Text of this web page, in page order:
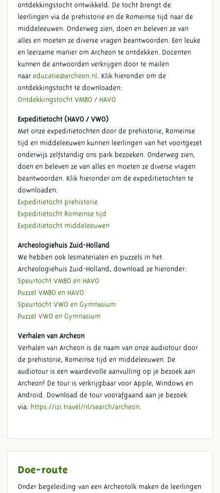
LESPROGRAMMA'S VO
ontdekkingstocht ontwikkeld. De tocht brengt de
leerlingen via de prehistorie en de Romeinse tijd naar de
middeleeuwen. Onderweg zien, doen en beleven ze van
alles en moeten ze diverse vragen beantwoorden. Een leuke
en leerzame manier om Archeon te ontdekken. Docenten
kunnen de antwoorden verkrijgen door te mailen
naar educatie@archeon.nl
. Klik hieronder om de
ontdekkingstocht te downloaden:
Ontdekkingstocht VMBO / HAVO
Expeditietocht (HAVO / VWO)
Met onze expeditietochten door de prehistorie, Romeinse
tijd en middeleeuwen kunnen leerlingen van het voortgezet
onderwijs zelfstandig ons park bezoeken. Onderweg zien,
doen en beleven ze van alles en moeten ze diverse vragen
beantwoorden. Klik hieronder om de expeditietochten te
downloaden:
Expeditietocht prehistorie
Expeditietocht Romeinse tijd
Expeditietocht middeleeuwen
Archeologiehuis Zuid-Holland
We hebben ook lesmaterialen en puzzels in het
Archeologiehuis Zuid-Holland, download ze hieronder:
Speurtocht VMBO en HAVO
Puzzel VMBO en HAVO
Speurtocht VWO en Gymnasium
Puzzel VWO en Gymnasium
Verhalen van Archeon
Verhalen van Archeon is de naam van onze audiotour door
de prehistorie, Romeinse tijd en middeleeuwen. De
audiotour is een waardevolle aanvulling op je bezoek aan
Archeon! De tour is verkrijgbaar voor Apple, Windows en
Android. Download de tour voorafgaand aan je bezoek
via: https://izi.travel/nl/search/archeon
Doe-route
Onder begeleiding van een Archeotolk maken de leerlingen